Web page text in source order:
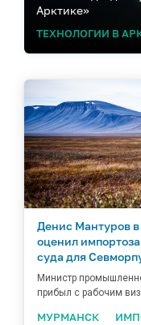
Арктике»
ТЕХНОЛОГИИ В
Денис Мантуров
оценил
суда для
Министр
прибыл с рабочим
МУРМАНСК